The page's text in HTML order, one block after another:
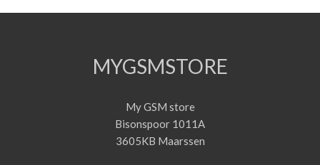
MYGSMSTORE
My GSM store
Bisonspoor 1011A
3605KB Maarssen